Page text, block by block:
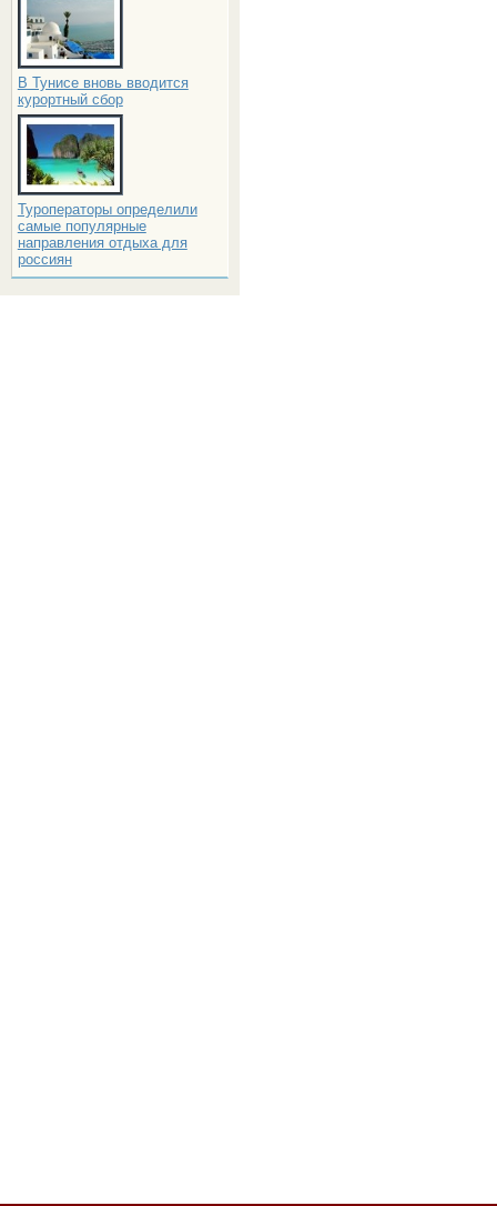
В Тунисе вновь вводится
курортный сбор
Туроператоры определили
самые популярные
направления отдыха для
россиян